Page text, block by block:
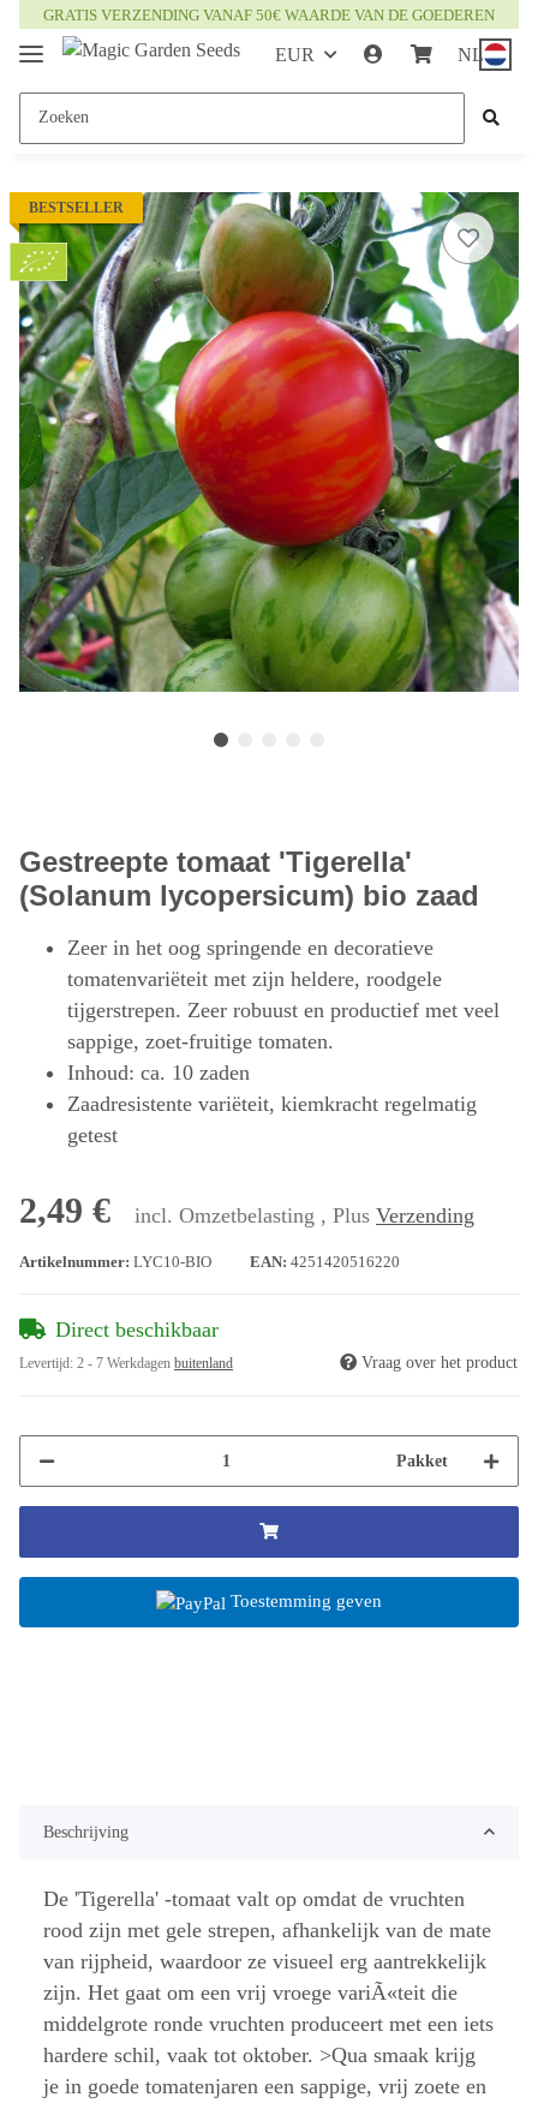
GRATIS VERZENDING VANAF 50€ WAARDE VAN DE GOEDEREN
EUR NL
BESTSELLER
Gestreepte tomaat 'Tigerella'
(Solanum lycopersicum) bio zaad
Zeer in het oog springende en decoratieve
tomatenvariëteit met zijn heldere, roodgele
tijgerstrepen. Zeer robuust en productief met veel
sappige, zoet-fruitige tomaten.
Inhoud: ca. 10 zaden
Zaadresistente variëteit, kiemkracht regelmatig
getest
2,49 € incl. Omzetbelasting , Plus Verzending
Artikelnummer: LYC10-BIO EAN: 4251420516220
Direct beschikbaar
Levertijd: 2 - 7 Werkdagen buitenland Vraag over het product
Pakket
Toestemming geven
Beschrijving
De 'Tigerella' -tomaat valt op omdat de vruchten
rood zijn met gele strepen, afhankelijk van de mate
van rijpheid, waardoor ze visueel erg aantrekkelijk
zijn. Het gaat om een vrij vroege variÃ«teit die
middelgrote ronde vruchten produceert met een iets
hardere schil, vaak tot oktober. >Qua smaak krijg
je in goede tomatenjaren een sappige, vrij zoete en